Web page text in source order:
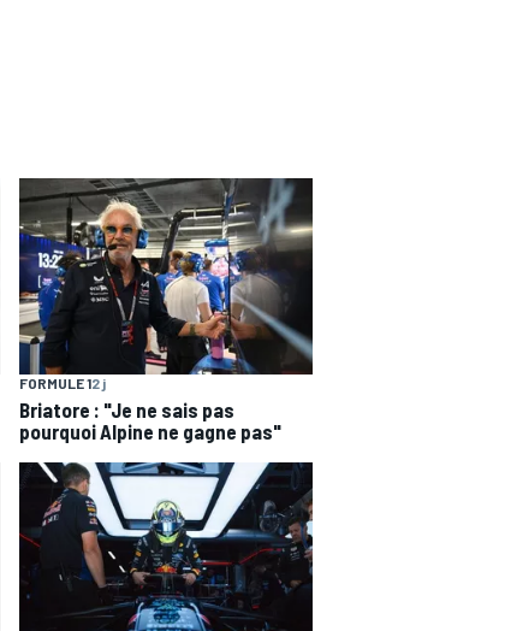
FORMULE 12 j
Briatore : "Je ne sais pas
pourquoi Alpine ne gagne pas"